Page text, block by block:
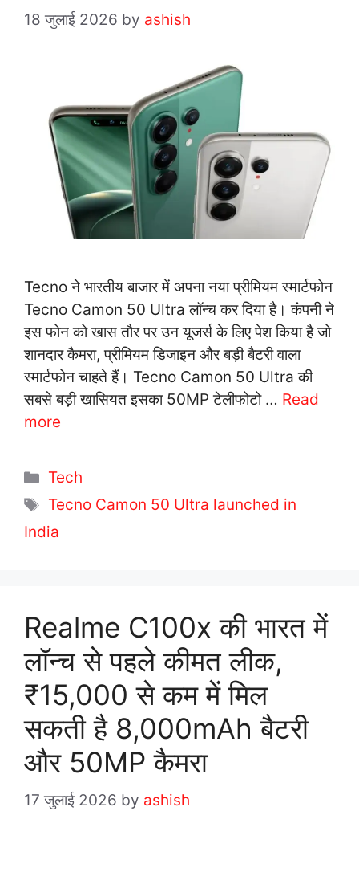
18 जुलाई 2026 by ashish
Tecno ने भारतीय बाजार में अपना नया प्रीमियम स्मार्टफोन
Tecno Camon 50 Ultra लॉन्च कर दिया है। कंपनी ने
इस फोन को खास तौर पर उन यूजर्स के लिए पेश किया है जो
शानदार कैमरा, प्रीमियम डिजाइन और बड़ी बैटरी वाला
स्मार्टफोन चाहते हैं। Tecno Camon 50 Ultra की
सबसे बड़ी खासियत इसका 50MP टेलीफोटो … Read
more
C
a
e
i
e
Tech
T
a
Tecno Camon 50 Ultra launched in
India
Realme C100x की भारत में
लॉन्च से पहले कीमत लीक,
₹15,000 से कम में मिल
सकती है 8,000mAh बैटरी
और 50MP कैमरा
17 जुलाई 2026 by ashish